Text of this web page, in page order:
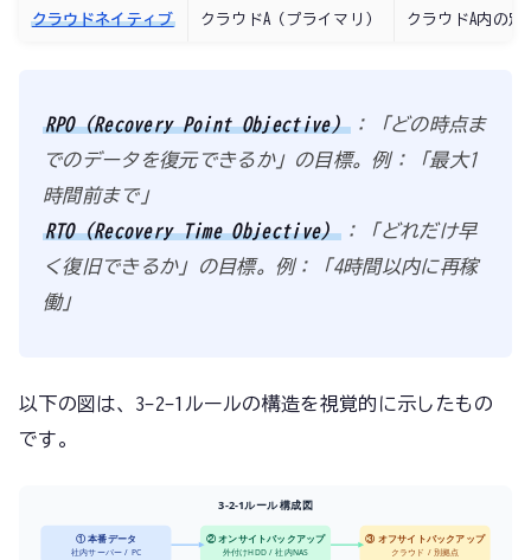
クラウドネイティブ クラウドA（プライマリ） クラウドA内の別
RPO（Recovery Point Objective） ：「どの時点ま
でのデータを復元できるか」の目標。例：「最大1
時間前まで」
RTO（Recovery Time Objective） ：「どれだけ早
く復旧できるか」の目標。例：「4時間以内に再稼
働」
以下の図は、3-2-1ルールの構造を視覚的に示したもの
です。
3-2-1ルール 構成図
① 本番データ
社内サーバー / PC
② オンサイトバックアップ
外付けHDD / 社内NAS
③ オフサイトバックアップ
クラウド / 別拠点